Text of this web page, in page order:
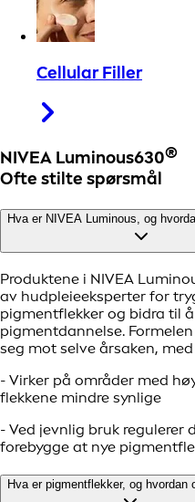
Cellular Filler
NIVEA Luminous630®
Ofte stilte spørsmål
Hva er NIVEA Luminous, og
Produktene i NIVEA
av hudpleieeksperter for
pigmentflekker og bidra til
pigmentdannelse.
seg mot selve årsaken,
- Virker på områder med
flekkene mindre synlige
- Ved jevnlig bruk regulerer
forebygge at nye
Hva er pigmentflekker, og hvordan